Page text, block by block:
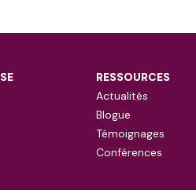
RESSOURCES
Actualités
Blogue
Témoignages
Conférences